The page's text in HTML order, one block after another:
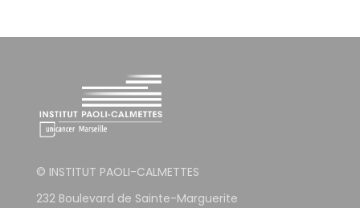
© INSTITUT PAOLI-CALMETTES
232 Boulevard de Sainte-Marguerite